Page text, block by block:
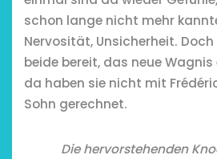
schon lange nicht mehr
Nervosität, Unsicherheit.
beide bereit, das neue
da haben sie nicht mit
Sohn gerechnet.
Die hervorstehenden